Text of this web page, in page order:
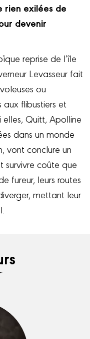
rien exilées de
devenir
reprise de l’île
Levasseur fait
ou
aux flibustiers et
Quitt, Apolline
dans un monde
vont conclure un
survivre coûte que
fureur, leurs routes
mettant leur